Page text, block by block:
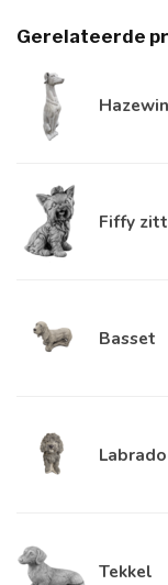
Gerelateerde
Fiffy
Basset
Tekkel